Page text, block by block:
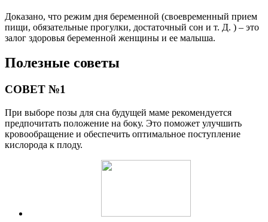
Доказано, что режим дня беременной (своевременный прием
пищи, обязательные прогулки, достаточный сон и т. Д. ) – это
залог здоровья беременной женщины и ее малыша.
Полезные советы
СОВЕТ №1
При выборе позы для сна будущей маме рекомендуется
предпочитать положение на боку. Это поможет улучшить
кровообращение и обеспечить оптимальное поступление
кислорода к плоду.